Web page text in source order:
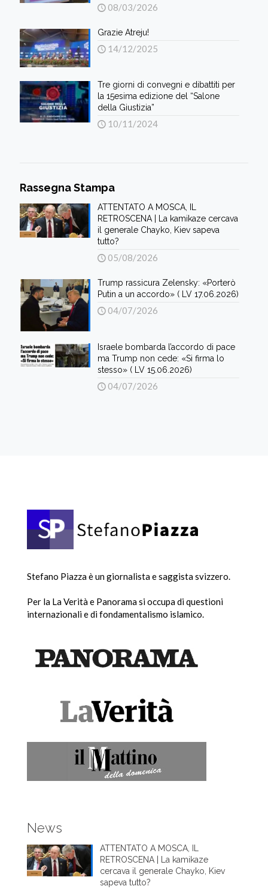
08/03/2026
Grazie Atreju!
14/12/2025
Tre giorni di convegni e dibattiti per
la 15esima edizione del “Salone
della Giustizia”
10/11/2024
Rassegna Stampa
ATTENTATO A MOSCA, IL
RETROSCENA | La kamikaze cercava
il generale Chayko, Kiev sapeva
tutto?
05/08/2026
Trump rassicura Zelensky: «Porterò
Putin a un accordo» ( LV 17.06.2026)
04/07/2026
Israele bombarda l’accordo di pace
ma Trump non cede: «Si firma lo
stesso» ( LV 15.06.2026)
04/07/2026
Stefano Piazza è un giornalista e saggista svizzero.
Per la La Verità e Panorama si occupa di questioni
internazionali e di fondamentalismo islamico.
News
ATTENTATO A MOSCA, IL
RETROSCENA | La kamikaze
cercava il generale Chayko, Kiev
sapeva tutto?